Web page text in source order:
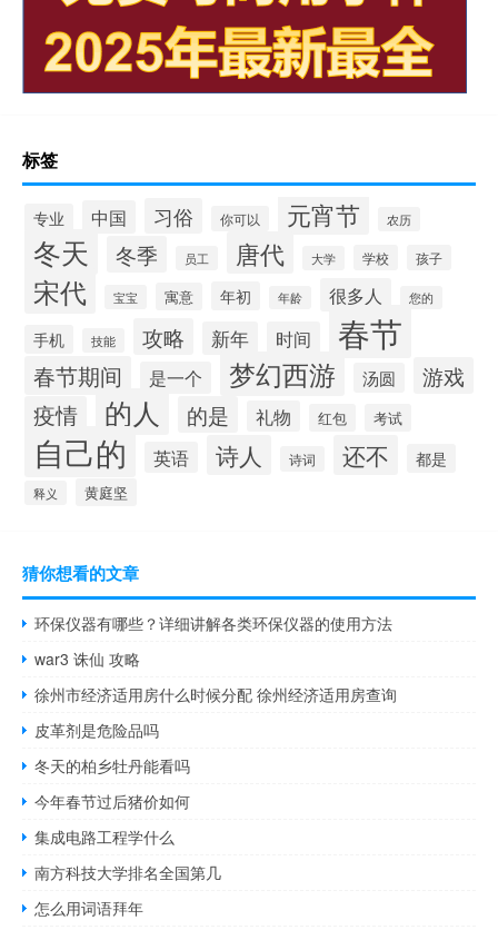
标签
专业 中国 习俗 你可以 元宵节 农历
冬天 冬季 员工 唐代 大学 学校 孩子
宋代 宝宝 寓意 年初 年龄 很多人 您的
手机 技能 攻略 新年 时间 春节
春节期间 是一个 梦幻西游 汤圆 游戏
疫情 的人 的是 礼物 红包 考试
自己的 英语 诗人 诗词 还不 都是
释义 黄庭坚
猜你想看的文章
环保仪器有哪些？详细讲解各类环保仪器的使用方法
war3 诛仙 攻略
徐州市经济适用房什么时候分配 徐州经济适用房查询
皮革剂是危险品吗
冬天的柏乡牡丹能看吗
今年春节过后猪价如何
集成电路工程学什么
南方科技大学排名全国第几
怎么用词语拜年